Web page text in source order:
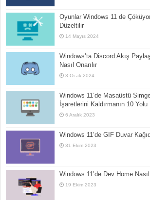
Oyunlar Windows 11 de
Düzeltilir
14 Mayıs 2024
Windows’ta Discord Akış
Nasıl Onarılır
3 Ocak 2024
Windows 11’de Masaüstü
İşaretlerini Kaldırmanın 10 Yolu
6 Aralık 2023
Windows 11’de GIF Duvar
31 Ekim 2023
Windows 11’de Dev Home
19 Ekim 2023